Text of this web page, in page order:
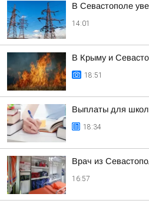
В Севастополе
14:01
В Крыму и
18:51
Выплаты для
18:34
Врач из
16:57